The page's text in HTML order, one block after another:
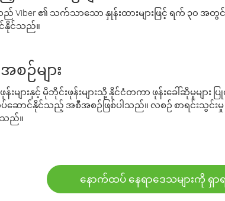
Viber ၏ သက်သာသော နှုန်းထားများဖြင့် ရက် ၃၀
င်နိုင်သည်။
ဉ်များ
များနှင့် မိုဘိုင်းဖုန်းများသို့ နိုင်ငံတကာ ဖုန်းခေါ်ဆိုမှုမ
ောင်နိုင်သည့် အစီအစဉ်ဖြစ်ပါသည်။ လစဉ် စာရင်းသွင်း
သည်။
နောက်ထပ် နေရာဒေသများကို ရှာ